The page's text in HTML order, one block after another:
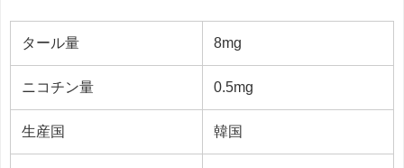
タール量 8mg
ニコチン量 0.5mg
生産国 韓国